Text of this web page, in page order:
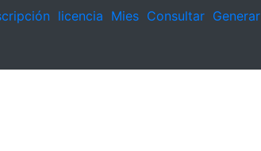
licencia Mies Consultar Generar